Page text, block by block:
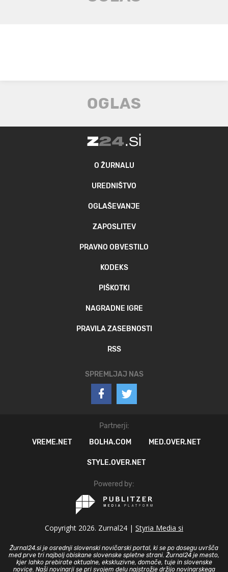
O ŽURNALU
UREDNIŠTVO
OGLAŠEVANJE
ZAPOSLITEV
PRAVNO OBVESTILO
KODEKS
PIŠKOTKI
NAGRADNE IGRE
PRAVILA ZASEBNOSTI
RSS
SPREMLJAJ NAS
Partnerji:
VREME.NET
BOLHA.COM MED.OVER.NET
STYLE.OVER.NET
Powered by:
Copyright 2026. Zurnal24 | Styria Media si
Žurnal24.si je osrednji slovenski novičarski portal, ki se po dosegu uvršča
med prve tri najbolj obiskane slovenske spletne strani. Žurnal24 je mesto,
kjer lahko prebirate aktualne, ekskluzivne, domače, tuje in slovenske
novice. Naši novinarji se pri svojem delu najstrožje držijo novinarskega